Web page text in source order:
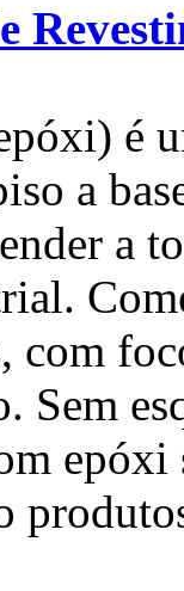
é
a
a
com
Sem